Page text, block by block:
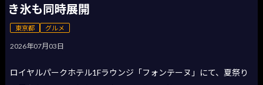
き氷も同時展開
東京都 グルメ
2026年07月03日
ロイヤルパークホテル1Fラウンジ「フォンテーヌ」にて、夏祭り